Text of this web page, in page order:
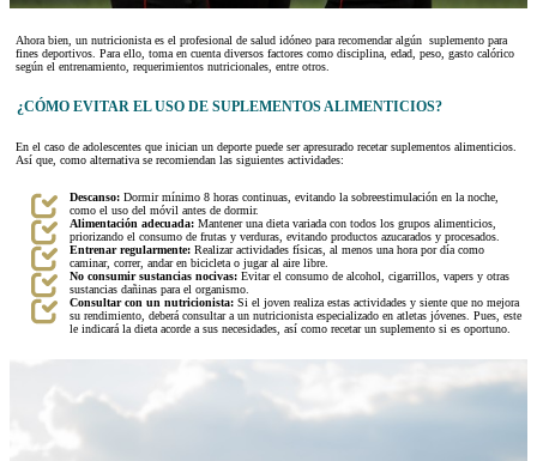
Ahora bien, un nutricionista es el profesional de salud idóneo para recomendar algún suplemento para
fines deportivos. Para ello, toma en cuenta diversos factores como disciplina, edad, peso, gasto calórico
según el entrenamiento, requerimientos nutricionales, entre otros.
¿CÓMO EVITAR EL USO DE SUPLEMENTOS ALIMENTICIOS?
En el caso de adolescentes que inician un deporte puede ser apresurado recetar suplementos alimenticios.
Así que, como alternativa se recomiendan las siguientes actividades:
Descanso: Dormir mínimo 8 horas continuas, evitando la sobreestimulación en la noche,
como el uso del móvil antes de dormir.
Alimentación adecuada: Mantener una dieta variada con todos los grupos alimenticios,
priorizando el consumo de frutas y verduras, evitando productos azucarados y procesados.
Entrenar regularmente: Realizar actividades físicas, al menos una hora por día como
caminar, correr, andar en bicicleta o jugar al aire libre.
No consumir sustancias nocivas: Evitar el consumo de alcohol, cigarrillos, vapers y otras
sustancias dañinas para el organismo.
Consultar con un nutricionista: Si el joven realiza estas actividades y siente que no mejora
su rendimiento, deberá consultar a un nutricionista especializado en atletas jóvenes. Pues, este
le indicará la dieta acorde a sus necesidades, así como recetar un suplemento si es oportuno.